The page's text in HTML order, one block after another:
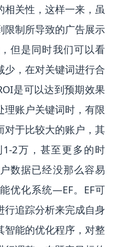
相关性，这样一来，虽
限制所导致的广告展示
但是同时我们可以看
少，在对关键词进行合
是可以达到预期效果
理账户关键词时，有限
对于比较大的账户，其
2万，甚至更多的时
数据已经没那么容易
优化系统—EF。EF可
行追踪分析来完成自身
智能的优化程序，对整